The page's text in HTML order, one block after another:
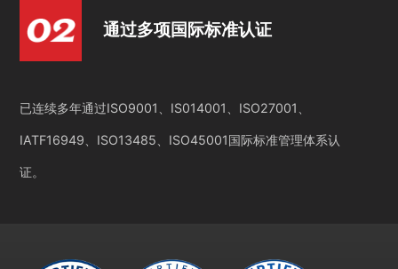
通过多项国际标准认证
已连续多年通过ISO9001、IS014001、ISO27001、
IATF16949、ISO13485、ISO45001国际标准管理体系认
证。